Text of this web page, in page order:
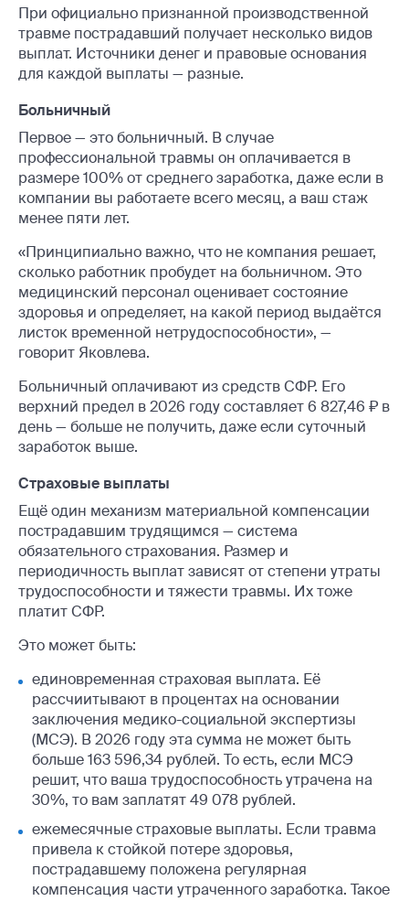
При официально признанной производственной
травме пострадавший получает несколько видов
выплат. Источники денег и правовые основания
для каждой выплаты — разные.
Больничный
Первое — это больничный. В случае
профессиональной травмы он оплачивается в
размере 100% от среднего заработка, даже если в
компании вы работаете всего месяц, а ваш стаж
менее пяти лет.
«Принципиально важно, что не компания решает,
сколько работник пробудет на больничном. Это
медицинский персонал оценивает состояние
здоровья и определяет, на какой период выдаётся
листок временной нетрудоспособности», —
говорит Яковлева.
Больничный оплачивают из средств СФР. Его
верхний предел в 2026 году составляет 6 827,46 ₽ в
день — больше не получить, даже если суточный
заработок выше.
Страховые выплаты
Ещё один механизм материальной компенсации
пострадавшим трудящимся — система
обязательного страхования. Размер и
периодичность выплат зависят от степени утраты
трудоспособности и тяжести травмы. Их тоже
платит СФР.
Это может быть:
единовременная страховая выплата. Её
рассчиитывают в процентах на основании
заключения медико-социальной экспертизы
(МСЭ). В 2026 году эта сумма не может быть
больше 163 596,34 рублей. То есть, если МСЭ
решит, что ваша трудоспособность утрачена на
30%, то вам заплатят 49 078 рублей.
ежемесячные страховые выплаты. Если травма
привела к стойкой потере здоровья,
пострадавшему положена регулярная
компенсация части утраченного заработка. Такое